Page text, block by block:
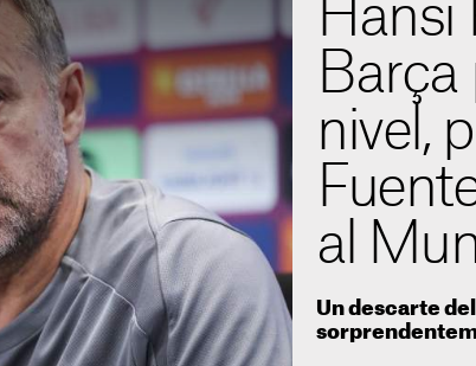
Hansi
Barça
nivel,
al
Un descarte